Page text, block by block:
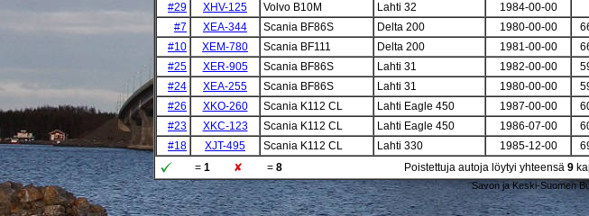
#29 XHV-125 Volvo B10M Lahti 32 1984-00-00
#7 XEA-344 Scania BF86S Delta 200 1980-00-00
#10 XEM-780 Scania BF111 Delta 200 1981-00-00
#25 XER-905 Scania BF86S Lahti 31 1982-00-00
#24 XEA-255 Scania BF86S Lahti 31 1980-00-00
#26 XKO-260 Scania K112 CL Lahti Eagle 450 1987-00-00
#23 XKC-123 Scania K112 CL Lahti Eagle 450 1986-07-00
#18 XJT-495 Scania K112 CL Lahti 330 1985-12-00
= 1 = 8 Poistettuja autoja löytyi yhteensä 9
Savon ja Keski-Suomen